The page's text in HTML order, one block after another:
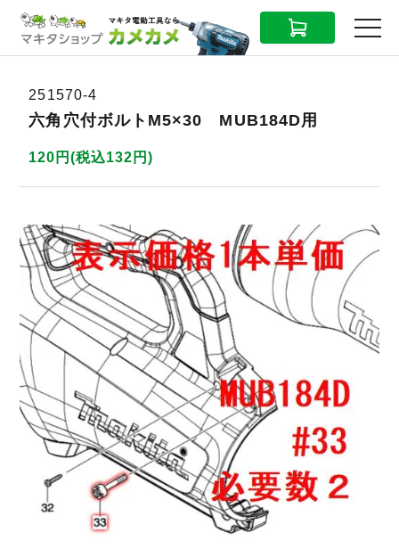
CART MENU
251570-4
六角穴付ボルトM5×30 MUB184D用
120円(税込132円)